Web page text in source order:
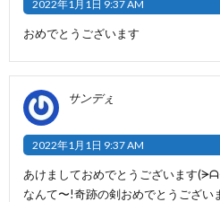
2022年1月1日 9:37 AM
おめでとうございます
サンデぇ
2022年1月1日 9:37 AM
あけましておめでとうございます
なんて〜!奇跡の剣おめでとうござい